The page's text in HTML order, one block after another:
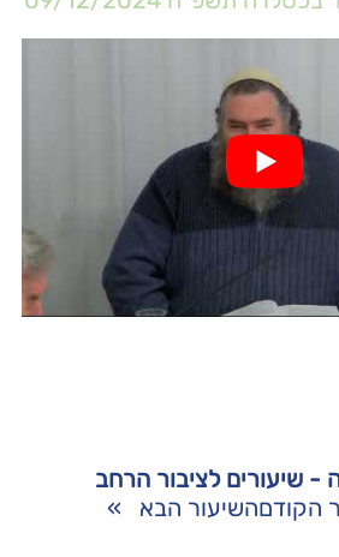
- שיעורים לציבור הרחב
הקודםהשיעור הבא »